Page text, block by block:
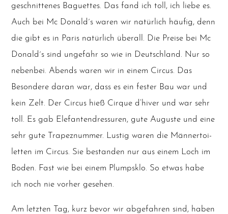
geschnit­te­nes Baguettes. Das fand ich toll, ich lie­be es.
Auch bei Mc Donald´s waren wir natür­lich häu­fig, denn
die gibt es in Paris natür­lich über­all. Die Prei­se bei Mc
Donald´s sind unge­fähr so wie in Deutsch­land. Nur so
neben­bei. Abends waren wir in einem Cir­cus. Das
Beson­de­re dar­an war, dass es ein fes­ter Bau war und
kein Zelt. Der Cir­cus hieß Cir­que d‘hiver und war sehr
toll. Es gab Ele­fan­ten­dres­su­ren, gute Augus­te und eine
sehr gute Tra­pez­num­mer. Lus­tig waren die Män­ner­toi­
let­ten im Cir­cus. Sie bestan­den nur aus einem Loch im
Boden. Fast wie bei einem Plumps­klo. So etwas habe
ich noch nie vor­her gesehen.
Am letz­ten Tag, kurz bevor wir abge­fah­ren sind, haben